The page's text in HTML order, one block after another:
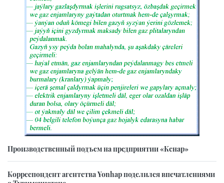
Производственный подъем на предприятии «Кенар»
Корреспондент агентства Yonhap поделился впечатлениями